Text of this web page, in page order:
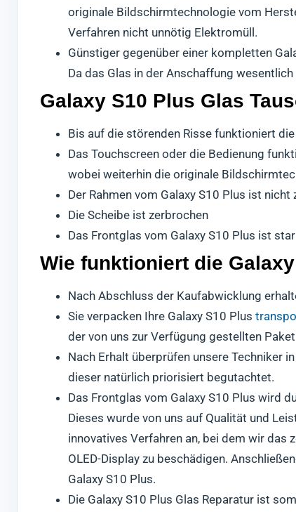
originale Bildschirmtechnologie vom
Verfahren nicht unnötig Elektromüll.
Günstiger gegenüber einer kompletten
Da das Glas in der Anschaffung
Galaxy S10 Plus Glas
Bis auf die störenden Risse funktioniert
Das Touchscreen oder die Bedienung
wobei weiterhin die originale
Der Rahmen vom Galaxy S10 Plus ist
Die Scheibe ist zerbrochen
Das Frontglas vom Galaxy S10 Plus ist
Wie funktioniert die
Nach Abschluss der Kaufabwicklung
Sie verpacken Ihre Galaxy S10 Plus
der von uns zur Verfügung gestellten
Nach Erhalt überprüfen unsere Techniker
dieser natürlich priorisiert begutachtet.
Das Frontglas vom Galaxy S10 Plus wird
Dieses wurde von uns auf Qualität und
innovatives Verfahren an, bei dem wir das
OLED-Display zu beschädigen.
Galaxy S10 Plus.
Die Galaxy S10 Plus Glas Reparatur ist